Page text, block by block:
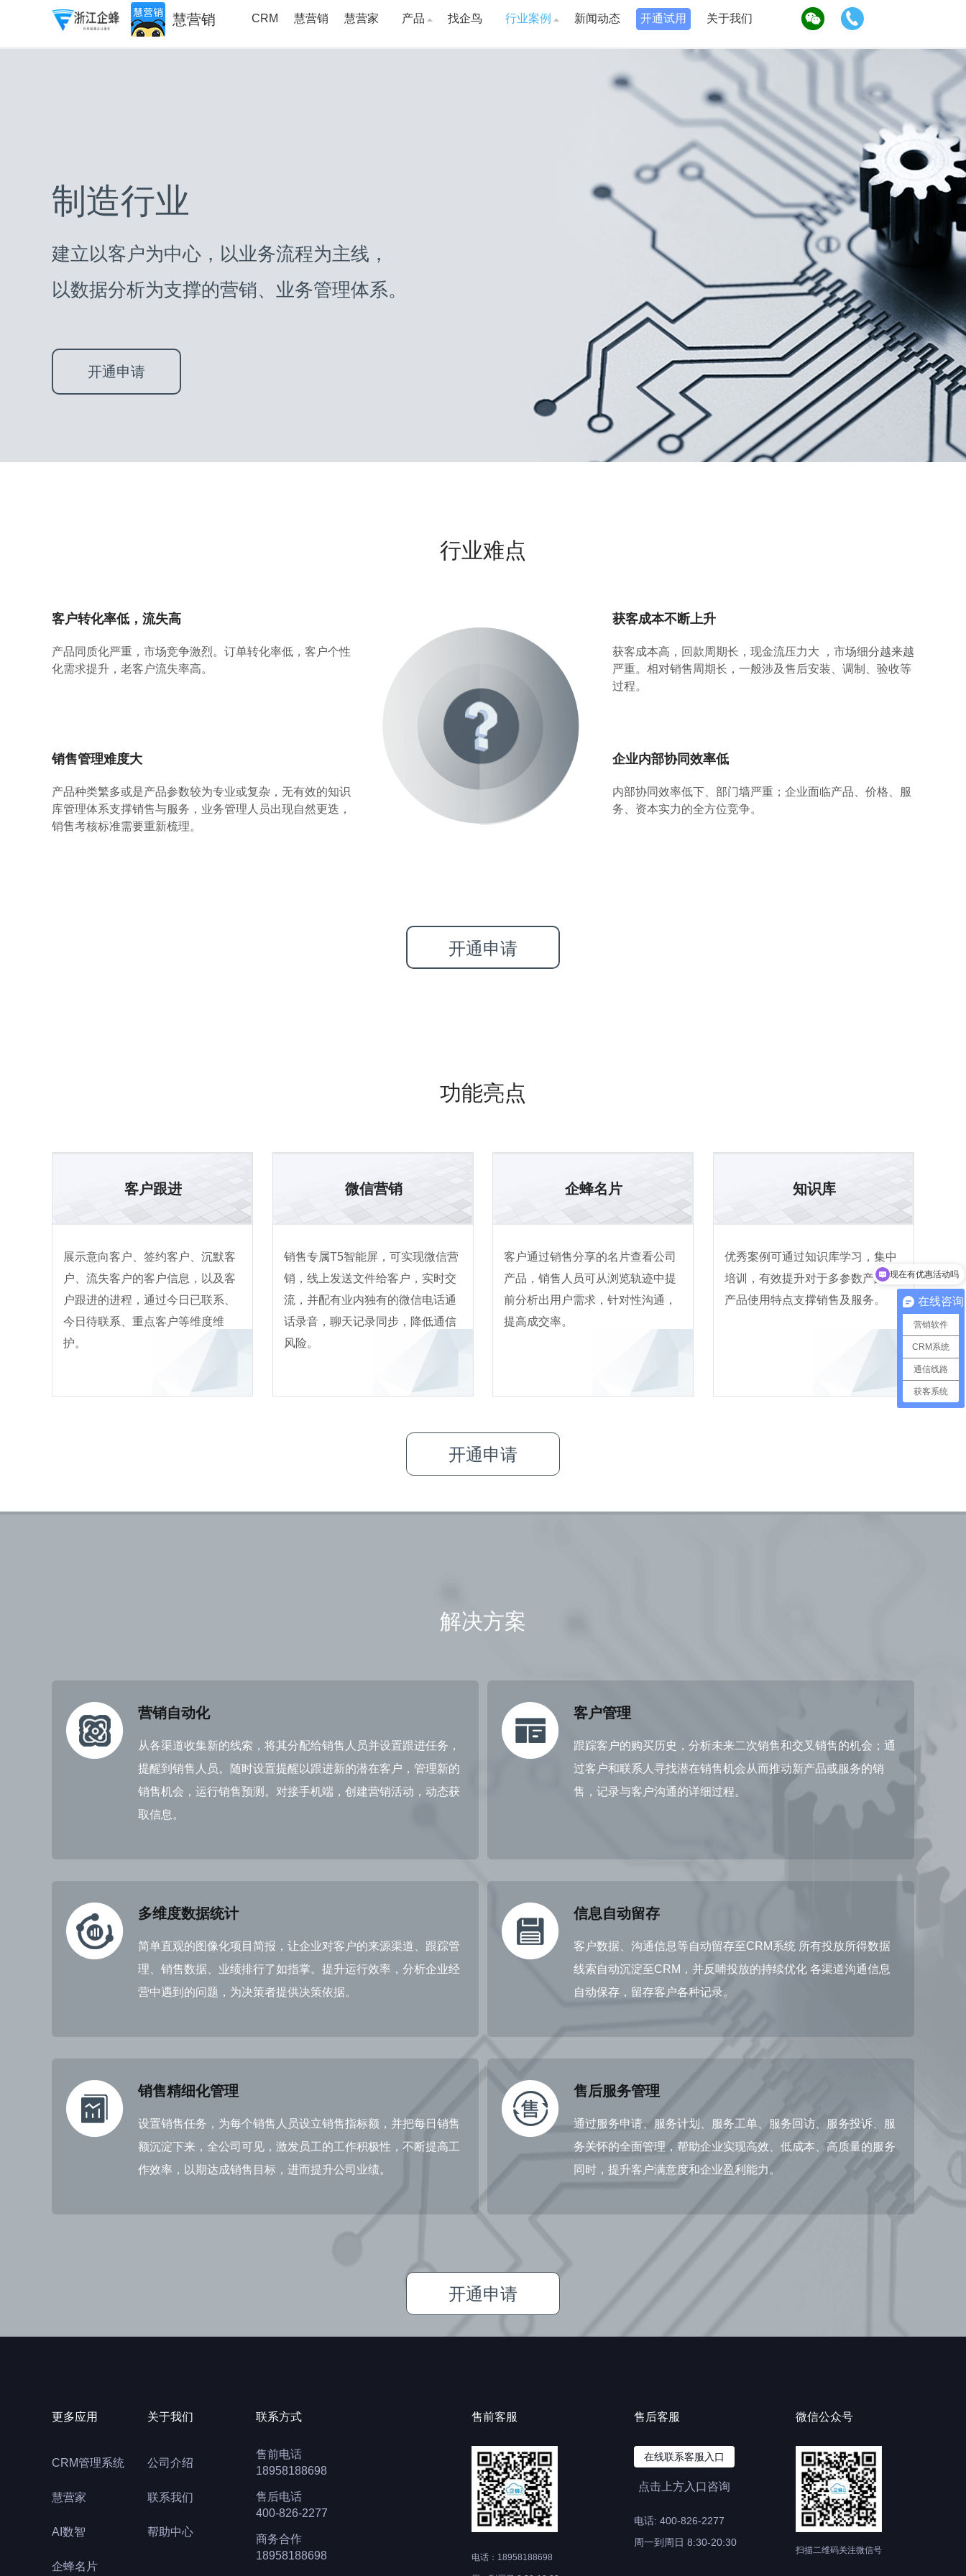
慧营销 CRM 慧营销 慧营家 产品 找企鸟 行业案例 新闻动态 开通试用 关于我们
制造行业
建立以客户为中心，以业务流程为主线，
以数据分析为支撑的营销、业务管理体系。
开通申请
行业难点
客户转化率低，流失高
产品同质化严重，市场竞争激烈。订单转化率低，客户个性
化需求提升，老客户流失率高。
获客成本不断上升
获客成本高，回款周期长，现金流压力大 ，市场细分越来越
严重。相对销售周期长，一般涉及售后安装、调制、验收等
过程。
销售管理难度大
产品种类繁多或是产品参数较为专业或复杂，无有效的知识
库管理体系支撑销售与服务，业务管理人员出现自然更迭，
销售考核标准需要重新梳理。
企业内部协同效率低
内部协同效率低下、部门墙严重；企业面临产品、价格、服
务、资本实力的全方位竞争。
开通申请
功能亮点
客户跟进
展示意向客户、签约客户、沉默客
户、流失客户的客户信息，以及客
户跟进的进程，通过今日已联系、
今日待联系、重点客户等维度维
护。
微信营销
销售专属T5智能屏，可实现微信营
销，线上发送文件给客户，实时交
流，并配有业内独有的微信电话通
话录音，聊天记录同步，降低通信
风险。
企蜂名片
客户通过销售分享的名片查看公司
产品，销售人员可从浏览轨迹中提
前分析出用户需求，针对性沟通，
提高成交率。
知识库
优秀案例可通过知识库学习，集中
培训，有效提升对于多参数产品及
产品使用特点支撑销售及服务。
开通申请
解决方案
营销自动化
从各渠道收集新的线索，将其分配给销售人员并设置跟进任务，
提醒到销售人员。随时设置提醒以跟进新的潜在客户，管理新的
销售机会，运行销售预测。对接手机端，创建营销活动，动态获
取信息。
客户管理
跟踪客户的购买历史，分析未来二次销售和交叉销售的机会；通
过客户和联系人寻找潜在销售机会从而推动新产品或服务的销
售，记录与客户沟通的详细过程。
多维度数据统计
简单直观的图像化项目简报，让企业对客户的来源渠道、跟踪管
理、销售数据、业绩排行了如指掌。提升运行效率，分析企业经
营中遇到的问题，为决策者提供决策依据。
信息自动留存
客户数据、沟通信息等自动留存至CRM系统 所有投放所得数据
线索自动沉淀至CRM，并反哺投放的持续优化 各渠道沟通信息
自动保存，留存客户各种记录。
销售精细化管理
设置销售任务，为每个销售人员设立销售指标额，并把每日销售
额沉淀下来，全公司可见，激发员工的工作积极性，不断提高工
作效率，以期达成销售目标，进而提升公司业绩。
售后服务管理
通过服务申请、服务计划、服务工单、服务回访、服务投诉、服
务关怀的全面管理，帮助企业实现高效、低成本、高质量的服务
同时，提升客户满意度和企业盈利能力。
开通申请
更多应用
CRM管理系统
慧营家
AI数智
企蜂名片
关于我们
公司介绍
联系我们
帮助中心
联系方式
售前电话
18958188698
售后电话
400-826-2277
商务合作
18958188698
售前客服
电话：18958188698
售后客服
在线联系客服入口
点击上方入口咨询
电话: 400-826-2277
周一到周日 8:30-20:30
微信公众号
扫描二维码关注微信号
在线咨询
营销软件
CRM系统
通信线路
获客系统
现在有优惠活动吗